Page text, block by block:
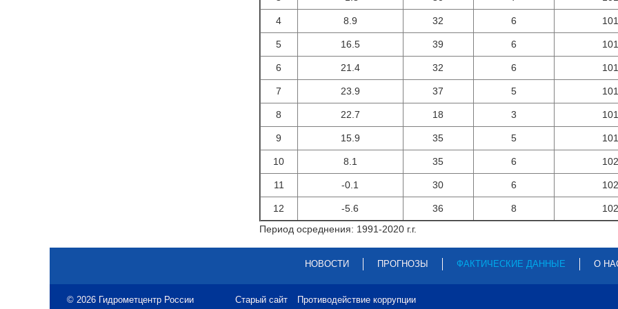
4 8.9 32 6
5 16.5 39 6
6 21.4 32 6
7 23.9 37 5
8 22.7 18 3
9 15.9 35 5
10 8.1 35 6
11 -0.1 30 6
12 -5.6 36 8
Период осреднения: 1991-2020 г.г.
НОВОСТИ ПРОГНОЗЫ ФАКТИЧЕСКИЕ ДАННЫЕ О
© 2026 Гидрометцентр России Старый сайт Противодействие коррупции